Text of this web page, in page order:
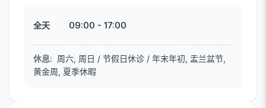
全天 09:00 - 17:00
休息: 周六, 周日 / 节假日休诊 / 年末年初, 盂兰盆节,
黄金周, 夏季休暇